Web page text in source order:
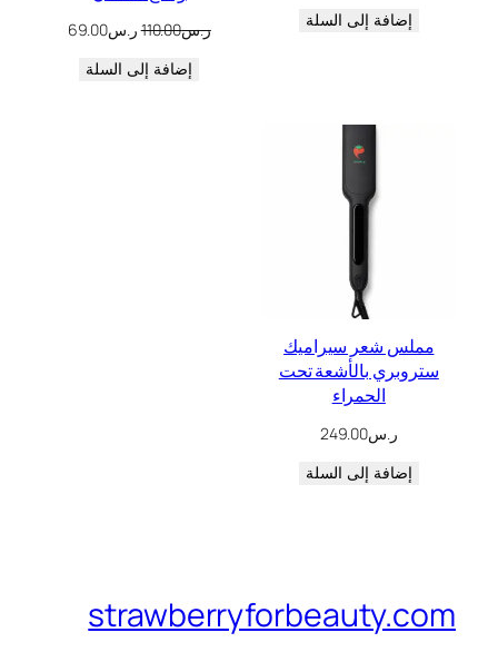
إضافة إلى السلة ر.س110.00السعر
هو:
ر.س69.00
إضافة إلى السلة
مملس شعر سيراميك
ستروبري بالأشعة تحت
الحمراء
ر.س249.00
إضافة إلى السلة
strawberryforbeauty.com